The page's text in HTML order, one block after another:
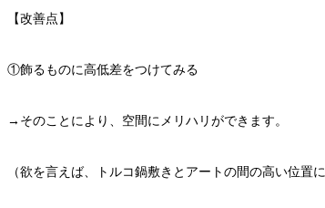
【改善点】
①飾るものに高低差をつけてみる
→そのことにより、空間にメリハリができます。
（欲を言えば、トルコ鍋敷きとアートの間の高い位置に